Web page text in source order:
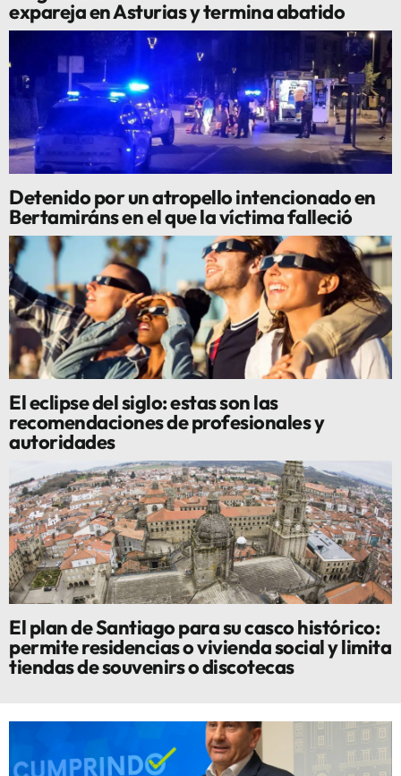
expareja en Asturias y termina abatido
Detenido por un atropello intencionado en
Bertamiráns en el que la víctima falleció
El eclipse del siglo: estas son las
recomendaciones de profesionales y
autoridades
El plan de Santiago para su casco histórico:
permite residencias o vivienda social y limita
tiendas de souvenirs o discotecas